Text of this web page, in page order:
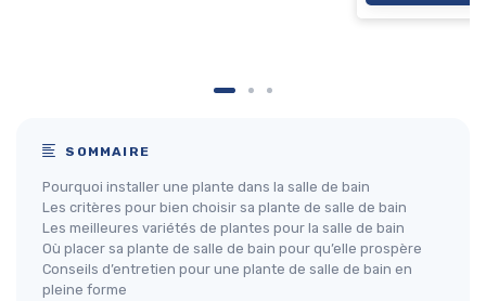
SOMMAIRE
Pourquoi installer une plante dans la salle de bain
Les critères pour bien choisir sa plante de salle de bain
Les meilleures variétés de plantes pour la salle de bain
Où placer sa plante de salle de bain pour qu’elle prospère
Conseils d’entretien pour une plante de salle de bain en
pleine forme